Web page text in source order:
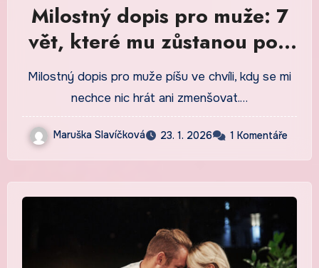
Milostný dopis pro muže: 7
vět, které mu zůstanou pod
kůží
Milostný dopis pro muže píšu ve chvíli, kdy se mi
nechce nic hrát ani zmenšovat.…
Maruška Slavíčková 23. 1. 2026 1 Komentáře